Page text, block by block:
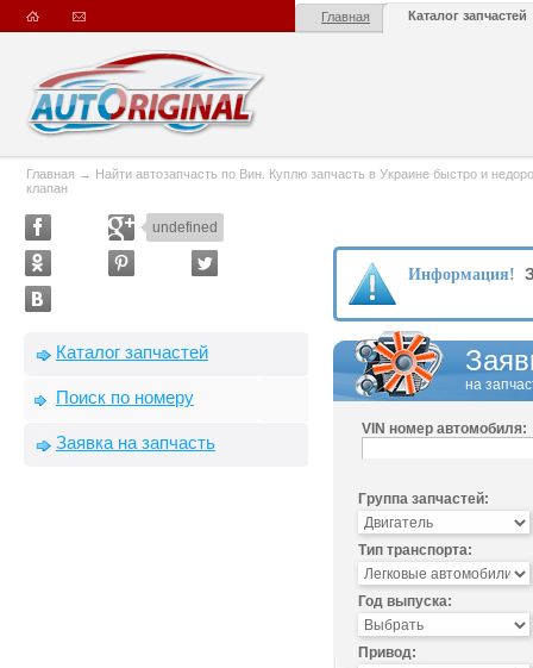
Главная Каталог запчастей
Главная → Найти автозапчасть по Вин. Куплю запчасть в Украине быстро и
клапан
undefined
Каталог запчастей
Поиск по номеру
Заявка на запчасть
Информация!
на
VIN номер автомобиля:
Группа запчастей:
Тип транспорта:
Год выпуска:
Привод: